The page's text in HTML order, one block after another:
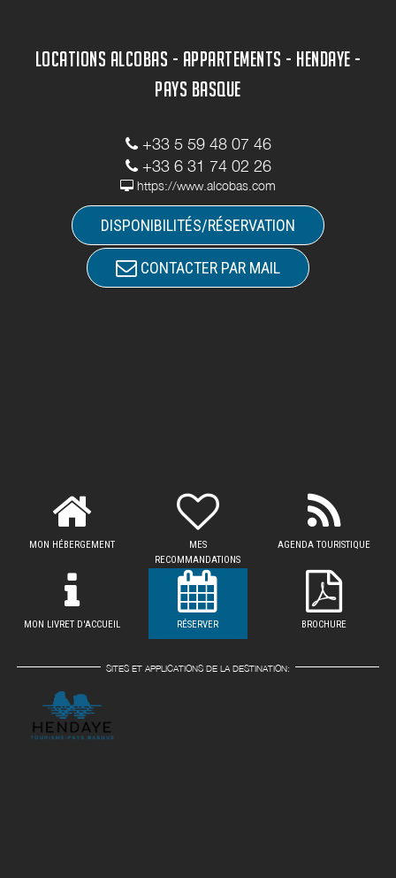
LOCATIONS ALCOBAS - APPARTEMENTS - HENDAYE -
PAYS BASQUE
+33 5 59 48 07 46
+33 6 31 74 02 26
https://www.alcobas.com
DISPONIBILITÉS/RÉSERVATION
CONTACTER PAR MAIL
MON HÉBERGEMENT
MES
RECOMMANDATIONS
AGENDA TOURISTIQUE
MON LIVRET D'ACCUEIL RÉSERVER BROCHURE
SITES ET APPLICATIONS DE LA DESTINATION: